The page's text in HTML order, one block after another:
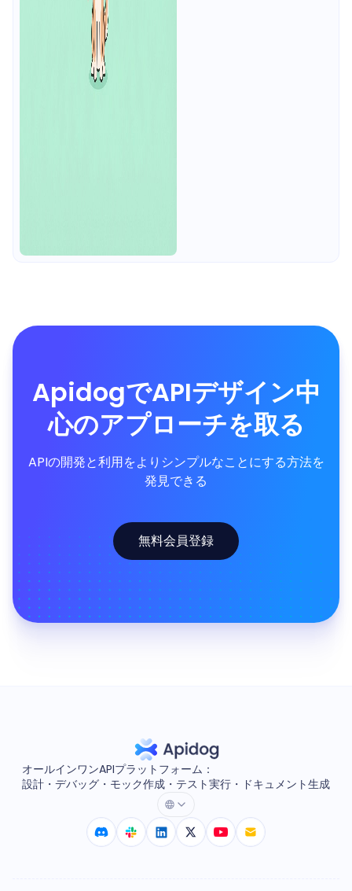
ApidogでAPIデザイン中
心のアプローチを取る
APIの開発と利用をよりシンプルなことにする方法を
発見できる
無料会員登録
オールインワンAPIプラットフォーム：
設計・デバッグ・モック作成・テスト実行・ドキュメント生成